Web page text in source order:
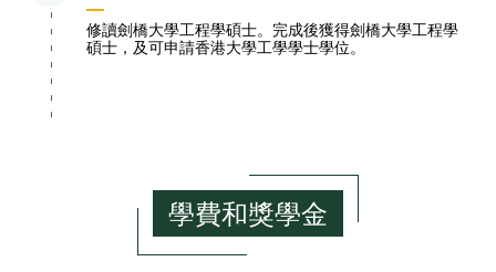
修讀劍橋大學工程學碩士。完成後獲得劍橋大學工程學
碩士，及可申請香港大學工學學士學位。
學費和獎學金